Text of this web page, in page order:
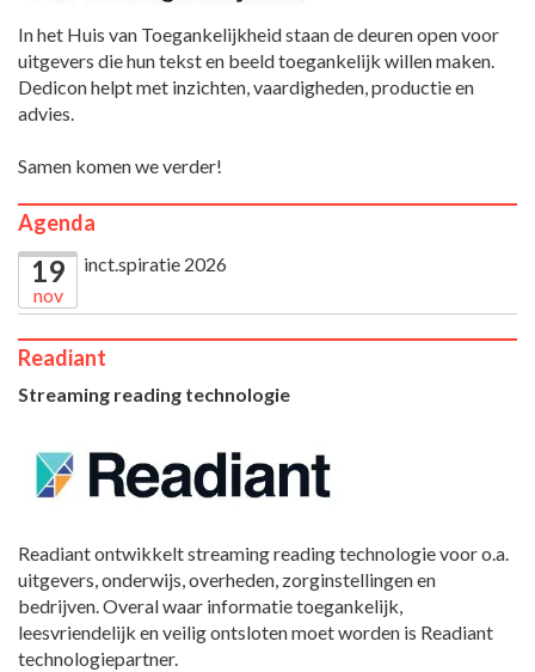
In het Huis van Toegankelijkheid staan de deuren open voor
uitgevers die hun tekst en beeld toegankelijk willen maken.
Dedicon helpt met inzichten, vaardigheden, productie en
advies.
Samen komen we verder!
Agenda
19
nov
inct.spiratie 2026
Readiant
Streaming reading technologie
Readiant ontwikkelt streaming reading technologie voor o.a.
uitgevers, onderwijs, overheden, zorginstellingen en
bedrijven. Overal waar informatie toegankelijk,
leesvriendelijk en veilig ontsloten moet worden is Readiant
technologiepartner.